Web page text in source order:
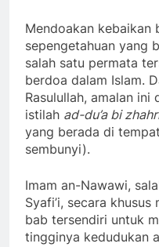
Mendoakan kebaikan
sepengetahuan yang
salah satu permata
berdoa dalam Islam.
Rasulullah, amalan
istilah ad-du’a bi
yang berada di
sembunyi).
Imam an-Nawawi,
Syafi’i, secara
bab tersendiri untuk
tingginya kedudukan